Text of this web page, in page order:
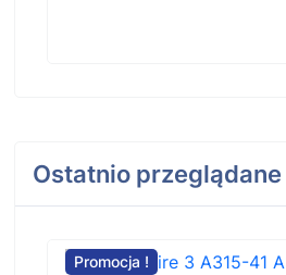
Ostatnio przeglądane
Promocja !